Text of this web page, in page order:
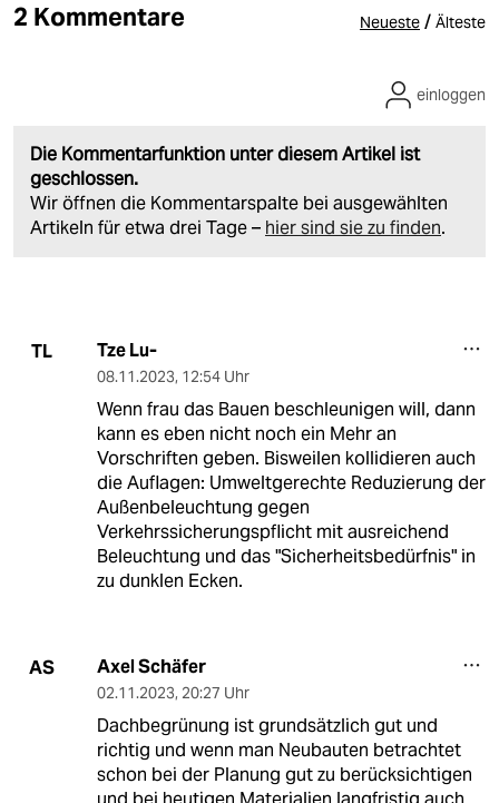
2 Kommentare Neueste / Älteste
Die Kommentarfunktion unter diesem Artikel ist
geschlossen.
Wir öffnen die Kommentarspalte bei ausgewählten
Artikeln für etwa drei Tage – hier sind sie zu finden.
einloggen
TL Tze Lu-
08.11.2023, 12:54 Uhr
Wenn frau das Bauen beschleunigen will, dann
kann es eben nicht noch ein Mehr an
Vorschriften geben. Bisweilen kollidieren auch
die Auflagen: Umweltgerechte Reduzierung der
Außenbeleuchtung gegen
Verkehrssicherungspflicht mit ausreichend
Beleuchtung und das "Sicherheitsbedürfnis" in
zu dunklen Ecken.
AS Axel Schäfer
02.11.2023, 20:27 Uhr
Dachbegrünung ist grundsätzlich gut und
richtig und wenn man Neubauten betrachtet
schon bei der Planung gut zu berücksichtigen